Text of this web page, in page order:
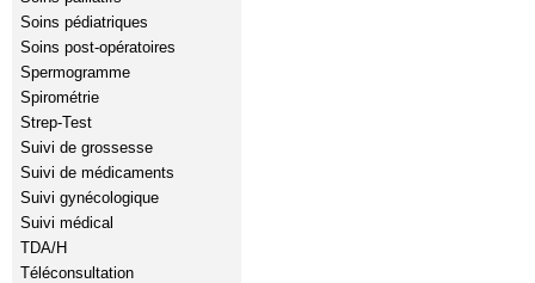
Soins pédiatriques
Soins post-opératoires
Spermogramme
Spirométrie
Strep-Test
Suivi de grossesse
Suivi de médicaments
Suivi gynécologique
Suivi médical
TDA/H
Téléconsultation